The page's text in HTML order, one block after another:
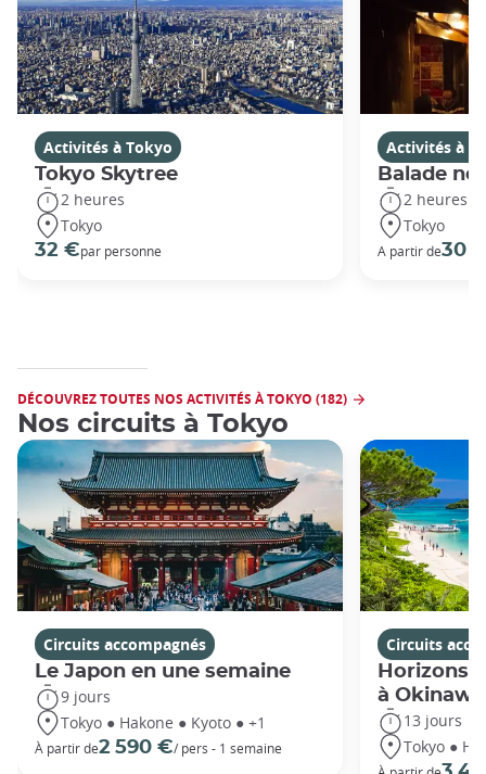
Activités à Tokyo
Tokyo Skytree
2 heures
Tokyo
32 €par personne
Activités à
Balade
2 heures
Tokyo
A partir de30
DÉCOUVREZ TOUTES NOS ACTIVITÉS À TOKYO (182)
Nos circuits à Tokyo
Circuits accompagnés
Le Japon en une semaine
9 jours
Tokyo ● Hakone ● Kyoto ● +1
À partir de2 590 €/ pers - 1 semaine
Circuits
Horizons
à Okinawa
13 jours
Tokyo ●